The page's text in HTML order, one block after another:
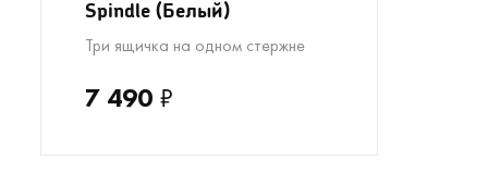
Spindle (Белый)
Три ящичка на одном стержне
7 490 ₽